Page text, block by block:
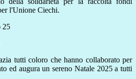
l'Unione Ciechi.
tutti coloro che hanno collaborato per
ed augura un sereno Natale 2025 a tutti